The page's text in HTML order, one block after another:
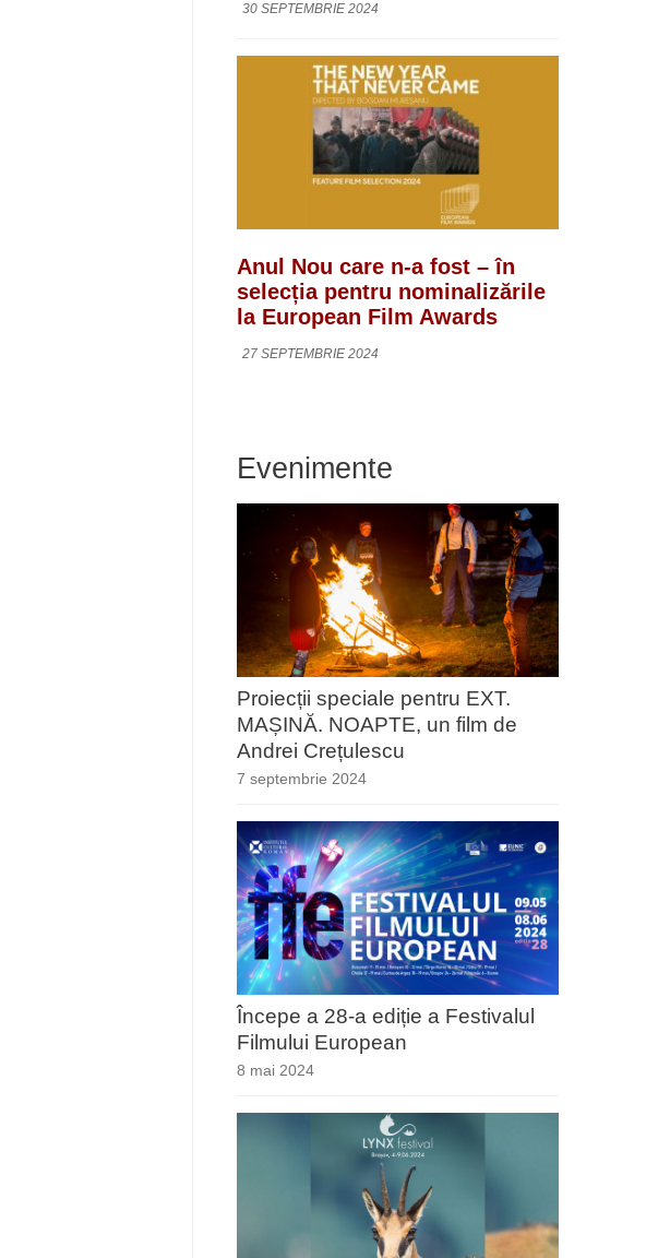
30 SEPTEMBRIE 2024
Anul Nou care n-a fost – în
selecția pentru nominalizările
la European Film Awards
27 SEPTEMBRIE 2024
Evenimente
Proiecții speciale pentru EXT.
MAȘINĂ. NOAPTE, un film de
Andrei Crețulescu
7 septembrie 2024
Începe a 28-a ediție a Festivalul
Filmului European
8 mai 2024